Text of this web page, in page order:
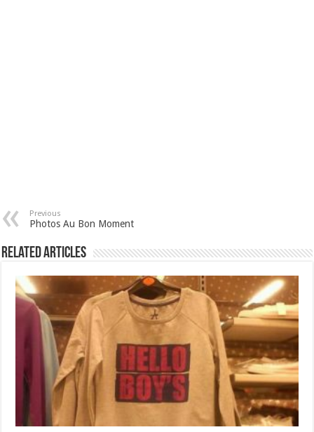
Previous
Photos Au Bon Moment
Related Articles